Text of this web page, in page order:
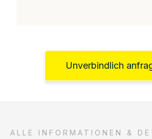
Unverbindlich
ALLE INFORMATIONEN &